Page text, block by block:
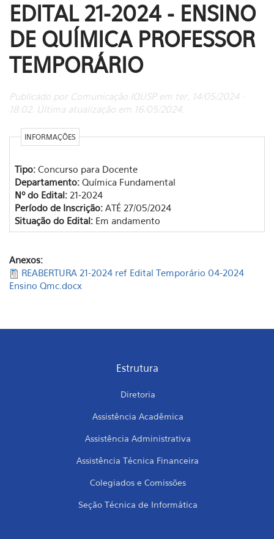
EDITAL 21-2024 - ENSINO
DE QUÍMICA PROFESSOR
TEMPORÁRIO
Publicado por Comunicação IQUSP em ter, 14/05/2024 -
18:02. Última atualização em 16/05/2024.
INFORMAÇÕES
Tipo: Concurso para Docente
Departamento: Química Fundamental
Nº do Edital: 21-2024
Período de Inscrição: ATÉ 27/05/2024
Situação do Edital: Em andamento
Anexos:
REABERTURA 21-2024 ref Edital Temporário 04-2024
Ensino Qmc.docx
Estrutura
Diretoria
Assistência Acadêmica
Assistência Administrativa
Assistência Técnica Financeira
Colegiados e Comissões
Seção Técnica de Informática